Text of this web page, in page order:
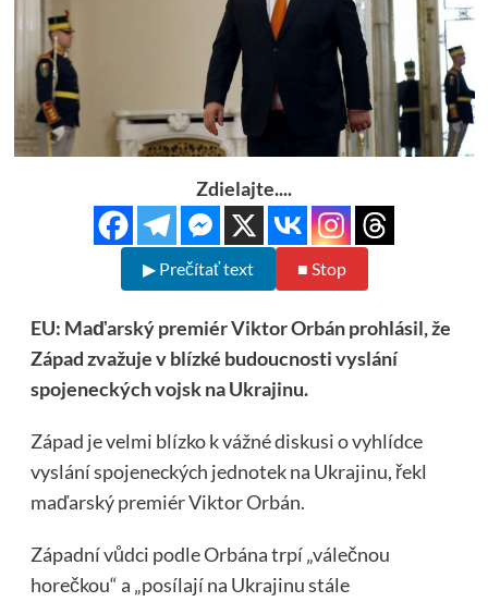
Zdielajte....
▶ Prečítať text ■ Stop
EU: Maďarský premiér Viktor Orbán prohlásil, že
Západ zvažuje v blízké budoucnosti vyslání
spojeneckých vojsk na Ukrajinu.
Západ je velmi blízko k vážné diskusi o vyhlídce
vyslání spojeneckých jednotek na Ukrajinu, řekl
maďarský premiér Viktor Orbán.
Západní vůdci podle Orbána trpí „válečnou
horečkou“ a „posílají na Ukrajinu stále